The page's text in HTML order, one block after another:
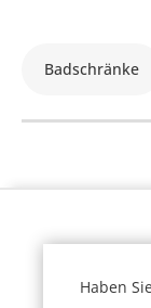
Badschränke
Haben